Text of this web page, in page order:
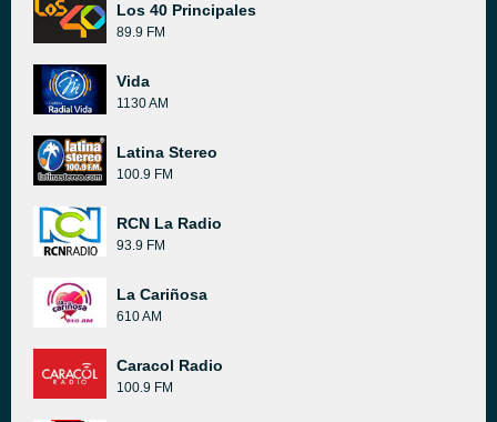
Los 40 Principales
89.9 FM
Vida
1130 AM
Latina Stereo
100.9 FM
RCN La Radio
93.9 FM
La Cariñosa
610 AM
Caracol Radio
100.9 FM